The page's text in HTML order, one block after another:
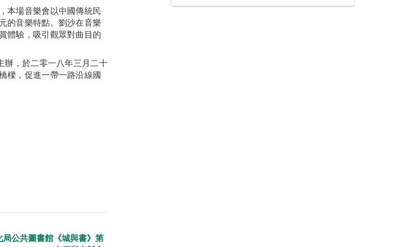
本場音樂會以中國傳統民
的音樂特點。劉沙在音樂
體驗，吸引觀眾對曲目的
辦，於二零一八年三月二十
樑，促進一帶一路沿線國
局公共圖書館《城與書》第